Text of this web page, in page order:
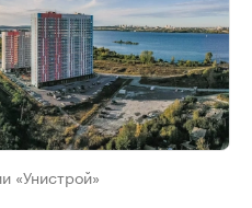
«Унистрой»